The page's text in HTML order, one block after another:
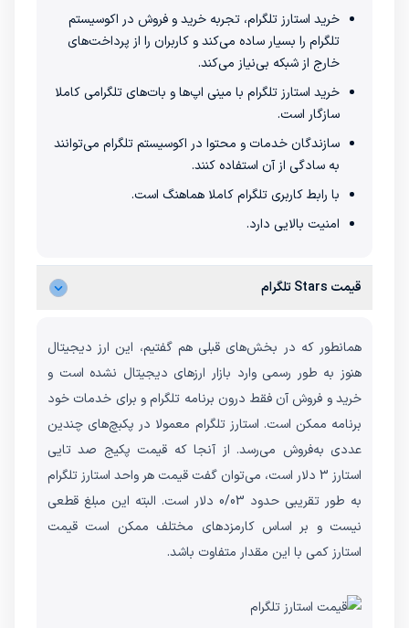
خرید استارز تلگرام، تجربه خرید و فروش در اکوسیستم
تلگرام را بسیار ساده می‌کند و کاربران را از پرداخت‌های
خارج از شبکه بی‌نیاز می‌کند.
خرید استارز تلگرام با مینی‌ اپ‌ها و بات‌های تلگرامی کاملا
سازگار است.
سازندگان خدمات و محتوا در اکوسیستم تلگرام می‌توانند
به سادگی از آن استفاده کنند.
با رابط کاربری تلگرام کاملا هماهنگ است.
امنیت بالایی دارد.
قیمت Stars تلگرام
همانطور که در بخش‌های قبلی هم گفتیم، این ارز دیجیتال
هنوز به طور رسمی وارد بازار ارزهای دیجیتال نشده است و
خرید و فروش آن فقط درون برنامه تلگرام و برای خدمات خود
برنامه ممکن است. استارز تلگرام معمولا در پکبچ‌های چندین
عددی به‌فروش می‌رسد. از آنجا که قیمت پکیج صد تایی
استارز 3 دلار است، می‌توان گفت قیمت هر واحد استارز تلگرام
به طور تقریبی حدود 0/03 دلار است. البته این مبلغ قطعی
نیست و بر اساس کارمزدهای مختلف ممکن است قیمت
استارز کمی با این مقدار متفاوت باشد.